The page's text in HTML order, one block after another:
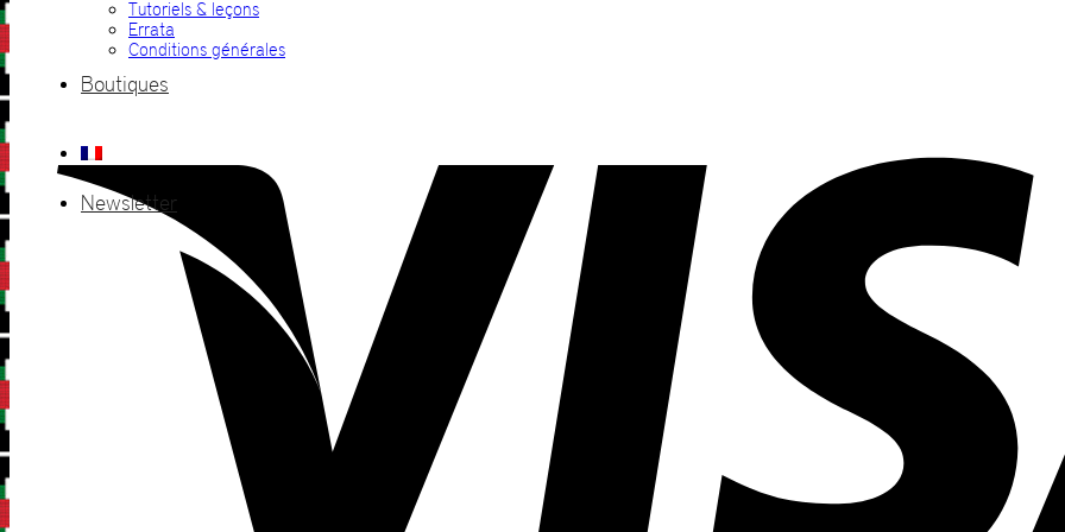
Tutoriels & leçons
Errata
Conditions générales
Boutiques
Newsletter